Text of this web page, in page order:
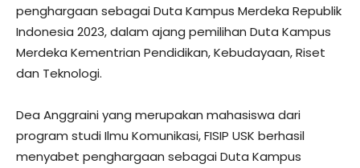
penghargaan sebagai Duta Kampus Merdeka Republik
Indonesia 2023, dalam ajang pemilihan Duta Kampus
Merdeka Kementrian Pendidikan, Kebudayaan, Riset
dan Teknologi.
Dea Anggraini yang merupakan mahasiswa dari
program studi Ilmu Komunikasi, FISIP USK berhasil
menyabet penghargaan sebagai Duta Kampus